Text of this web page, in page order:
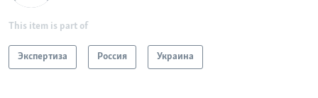
This item is part of
Экспертиза Россия Украина